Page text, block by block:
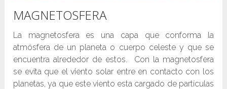
MAGNETOSFERA
La magnetosfera es una capa que conforma la
atmósfera de un planeta o cuerpo celeste y que se
encuentra alrededor de estos. Con la magnetosfera
se evita que el viento solar entre en contacto con los
planetas, ya que este viento esta cargado de partículas